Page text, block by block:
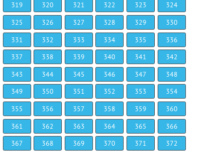
319
320 321 322 323
324
325
326 327 328 329
330
331
332 333 334 335
336
337
338 339 340 341
342
343
344 345 346 347
348
349
350 351 352 353
354
355
356 357 358 359
360
361
362 363 364 365
366
367
368 369 370 371
372